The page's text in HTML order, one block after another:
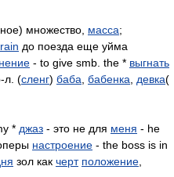
множество, масса;
до поезда еще уйма
- to give smb. the * выгнать
л. (сленг) баба бабенка девка(
* джаз - это не для меня - he
настроение - the boss is in
зол как черт положение